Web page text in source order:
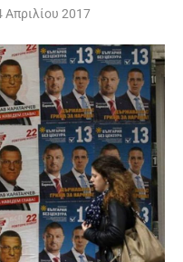
Απριλίου 2017